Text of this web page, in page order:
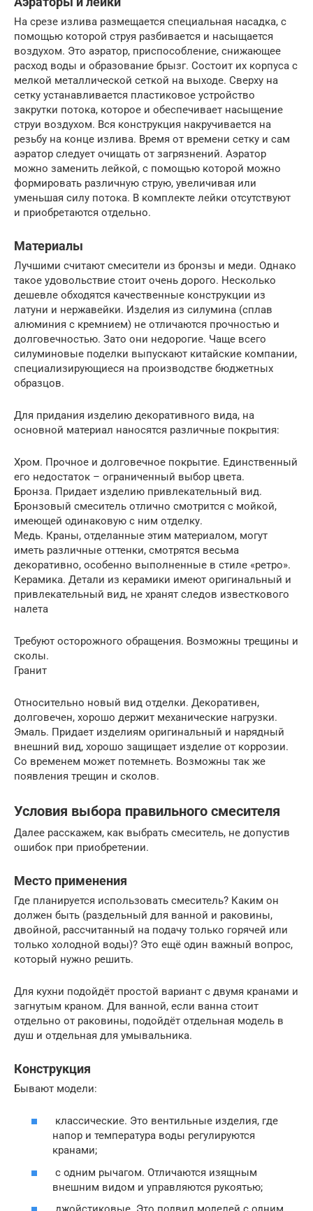
На срезе излива размещается специальная насадка, с
помощью которой струя разбивается и насыщается
воздухом. Это аэратор, приспособление, снижающее
расход воды и образование брызг. Состоит их корпуса с
мелкой металлической сеткой на выходе. Сверху на
сетку устанавливается пластиковое устройство
закрутки потока, которое и обеспечивает насыщение
струи воздухом. Вся конструкция накручивается на
резьбу на конце излива. Время от времени сетку и сам
аэратор следует очищать от загрязнений. Аэратор
можно заменить лейкой, с помощью которой можно
формировать различную струю, увеличивая или
уменьшая силу потока. В комплекте лейки отсутствуют
и приобретаются отдельно.
Материалы
Лучшими считают смесители из бронзы и меди. Однако
такое удовольствие стоит очень дорого. Несколько
дешевле обходятся качественные конструкции из
латуни и нержавейки. Изделия из силумина (сплав
алюминия с кремнием) не отличаются прочностью и
долговечностью. Зато они недорогие. Чаще всего
силуминовые поделки выпускают китайские компании,
специализирующиеся на производстве бюджетных
образцов.
Для придания изделию декоративного вида, на
основной материал наносятся различные покрытия:
Хром. Прочное и долговечное покрытие. Единственный
его недостаток – ограниченный выбор цвета.
Бронза. Придает изделию привлекательный вид.
Бронзовый смеситель отлично смотрится с мойкой,
имеющей одинаковую с ним отделку.
Медь. Краны, отделанные этим материалом, могут
иметь различные оттенки, смотрятся весьма
декоративно, особенно выполненные в стиле «ретро».
Керамика. Детали из керамики имеют оригинальный и
привлекательный вид, не хранят следов известкового
налета
Требуют осторожного обращения. Возможны трещины и
сколы.
Гранит
Относительно новый вид отделки. Декоративен,
долговечен, хорошо держит механические нагрузки.
Эмаль. Придает изделиям оригинальный и нарядный
внешний вид, хорошо защищает изделие от коррозии.
Со временем может потемнеть. Возможны так же
появления трещин и сколов.
Условия выбора правильного смесителя
Далее расскажем, как выбрать смеситель, не допустив
ошибок при приобретении.
Место применения
Где планируется использовать смеситель? Каким он
должен быть (раздельный для ванной и раковины,
двойной, рассчитанный на подачу только горячей или
только холодной воды)? Это ещё один важный вопрос,
который нужно решить.
Для кухни подойдёт простой вариант с двумя кранами и
загнутым краном. Для ванной, если ванна стоит
отдельно от раковины, подойдёт отдельная модель в
душ и отдельная для умывальника.
Конструкция
Бывают модели:
классические. Это вентильные изделия, где
напор и температура воды регулируются
кранами;
с одним рычагом. Отличаются изящным
внешним видом и управляются рукоятью;